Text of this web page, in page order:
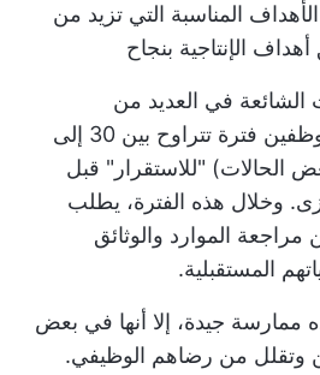
المناسبة التي تزيد من
أهداف الإنتاجية بنجاح
الشائعة في العديد من
المنظمات في منح الموظفين فترة تتراوح بين 30 إلى
الحالات) "للاستقرار" قبل
وخلال هذه الفترة، يطلب
الموارد والوثائق
المستقبلية.
جيدة، إلا أنها في بعض
وتقلل من رضاهم الوظيفي.